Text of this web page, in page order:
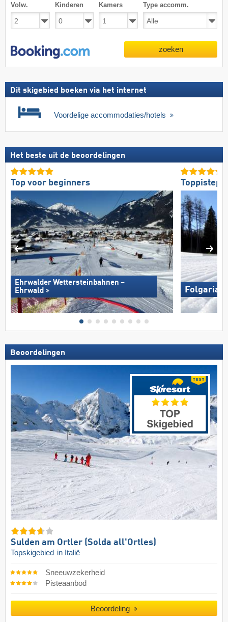
Volw. Kinderen Kamers Type accomm.
zoeken
Dit skigebied boeken via het internet
Voordelige accommodaties/hotels
Het beste uit de beoordelingen
Top voor beginners
Ehrwalder Wettersteinbahnen –
Ehrwald
Folgaria/​
Beoordelingen
Sulden am Ortler (Solda all'Ortles)
Topskigebied in Italië
Sneeuwzekerheid
Pisteaanbod
Beoordeling